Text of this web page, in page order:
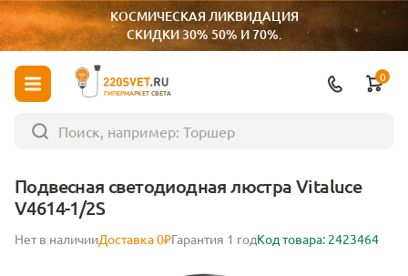
КОСМИЧЕСКАЯ ЛИКВИДАЦИЯ
СКИДКИ 30% 50% И 70%.
ГИПЕРМАРКЕТ СВЕТА
0
Подвесная светодиодная люстра Vitaluce
V4614-1/2S
Нет в наличииДоставка 0₽Гарантия 1 годКод товара: 2423464